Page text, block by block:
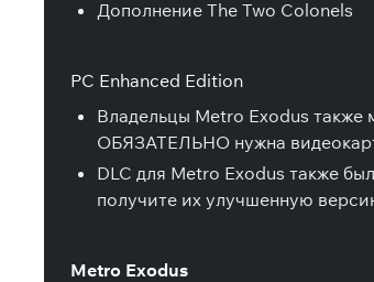
Дополнение The Two Colonels
PC Enhanced Edition
Владельцы Metro Exodus
ОБЯЗАТЕЛЬНО нужна
DLC для Metro Exodus также
получите их улучшенную
Metro Exodus